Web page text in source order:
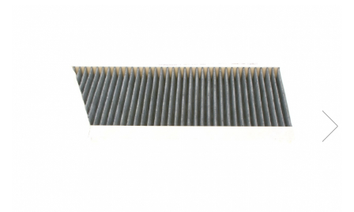
Accesorii spalare si uscare
Intretinere motor
Curatare generala
Restaurare faruri